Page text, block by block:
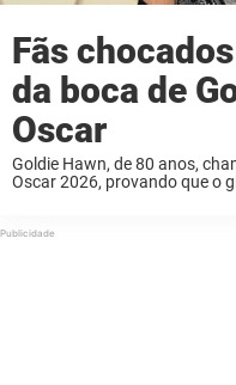
Fãs
da boca de
Oscar
Goldie Hawn, de 80 anos,
Oscar 2026, provando que o